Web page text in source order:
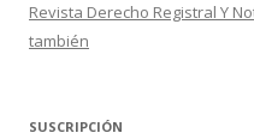
Revista Derecho Registral Y
también
SUSCRIPCIÓN